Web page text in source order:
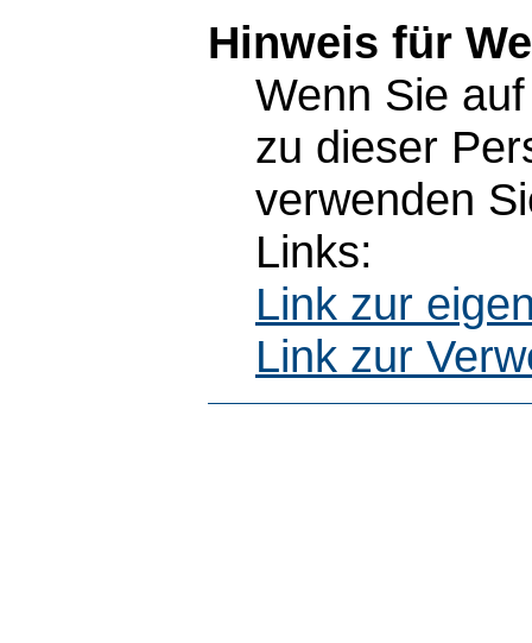
Hinweis für
Wenn Sie
zu dieser
verwenden
Links:
Link zur
Link zur